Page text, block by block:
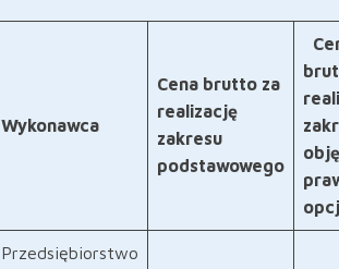
Wykonawca
Cena brutto za
realizację
zakresu
podstawowego
Przedsiębiorstwo